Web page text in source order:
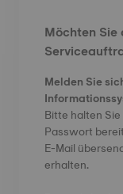
Möchten
Melden Sie
Bitte halten
Passwort
E-Mail
erhalten.